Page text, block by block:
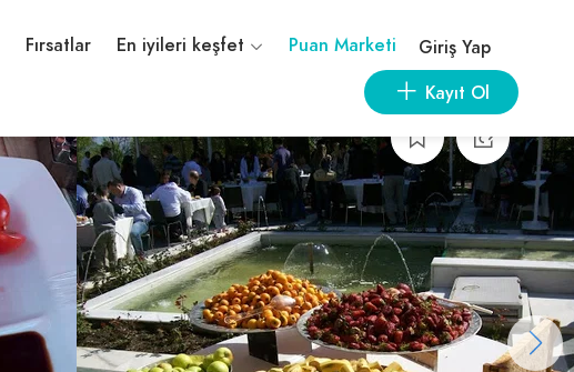
Fırsatlar En iyileri keşfet Puan Marketi
Giriş Yap
Kayıt Ol